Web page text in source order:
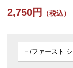
2,750円 （税込）